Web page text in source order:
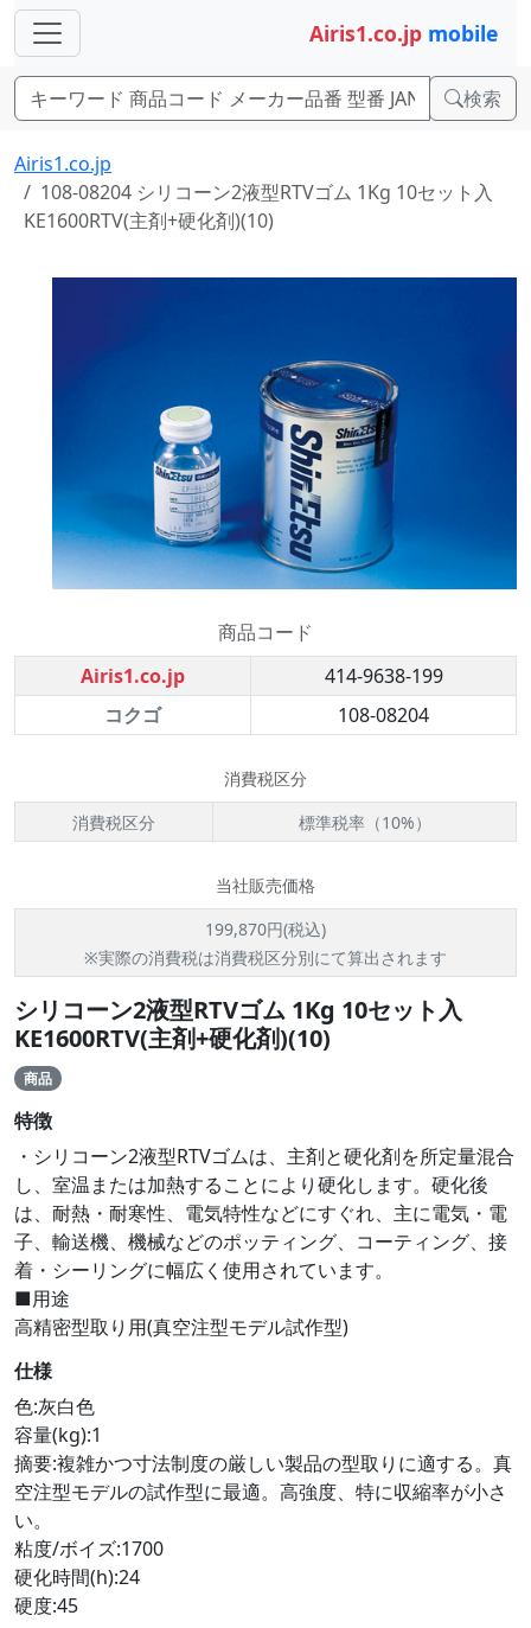
Airis1.co.jp mobile
検索
Airis1.co.jp
108-08204 シリコーン2液型RTVゴム 1Kg 10セット入
KE1600RTV(主剤+硬化剤)(10)
商品コード
Airis1.co.jp
414-9638-199
コクゴ
108-08204
消費税区分
消費税区分
標準税率（10%）
当社販売価格
199,870円(税込)
※実際の消費税は消費税区分別にて算出されます
シリコーン2液型RTVゴム 1Kg 10セット入
KE1600RTV(主剤+硬化剤)(10)
商品
特徴
・シリコーン2液型RTVゴムは、主剤と硬化剤を所定量混合
し、室温または加熱することにより硬化します。硬化後
は、耐熱・耐寒性、電気特性などにすぐれ、主に電気・電
子、輸送機、機械などのポッティング、コーティング、接
着・シーリングに幅広く使用されています。
■用途
高精密型取り用(真空注型モデル試作型)
仕様
色:灰白色
容量(kg):1
摘要:複雑かつ寸法制度の厳しい製品の型取りに適する。真
空注型モデルの試作型に最適。高強度、特に収縮率が小さ
い。
粘度/ボイズ:1700
硬化時間(h):24
硬度:45